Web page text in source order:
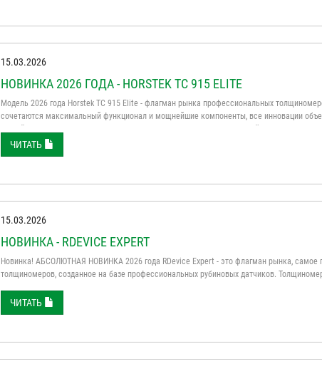
15.03.2026
НОВИНКА 2026 ГОДА - HORSTEK TC 915 ELITE
Модель 2026 года Horstek TC 915 Elite - флагман рынка профессиональных
сочетаются максимальный функционал и мощнейшие компоненты, все инновации
устройстве. Надежность фирмы HORSTEK проверена временем. Это айфон на рынке
ЧИТАТЬ
15.03.2026
НОВИНКА - RDEVICE EXPERT
Новинка! АБСОЛЮТНАЯ НОВИНКА 2026 года RDevice Expert - это флагман рынка, самое
толщиномеров, созданное на базе профессиональных рубиновых датчиков.
поможет любителям и начинающим получить точные ...
ЧИТАТЬ